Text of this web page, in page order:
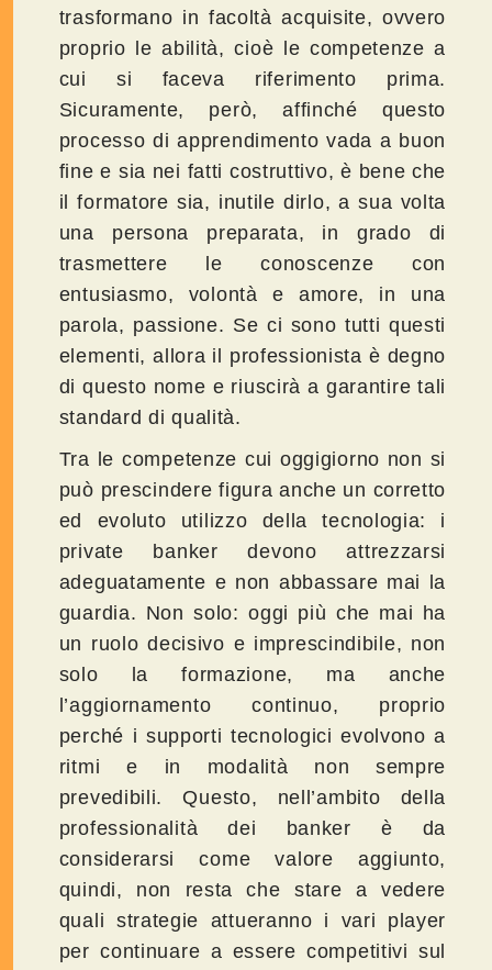
trasformano in facoltà acquisite, ovvero
proprio le abilità, cioè le competenze a
cui si faceva riferimento prima.
Sicuramente, però, affinché questo
processo di apprendimento vada a buon
fine e sia nei fatti costruttivo, è bene che
il formatore sia, inutile dirlo, a sua volta
una persona preparata, in grado di
trasmettere le conoscenze con
entusiasmo, volontà e amore, in una
parola, passione. Se ci sono tutti questi
elementi, allora il professionista è degno
di questo nome e riuscirà a garantire tali
standard di qualità.
Tra le competenze cui oggigiorno non si
può prescindere figura anche un corretto
ed evoluto utilizzo della tecnologia: i
private banker devono attrezzarsi
adeguatamente e non abbassare mai la
guardia. Non solo: oggi più che mai ha
un ruolo decisivo e imprescindibile, non
solo la formazione, ma anche
l’aggiornamento continuo, proprio
perché i supporti tecnologici evolvono a
ritmi e in modalità non sempre
prevedibili. Questo, nell’ambito della
professionalità dei banker è da
considerarsi come valore aggiunto,
quindi, non resta che stare a vedere
quali strategie attueranno i vari player
per continuare a essere competitivi sul